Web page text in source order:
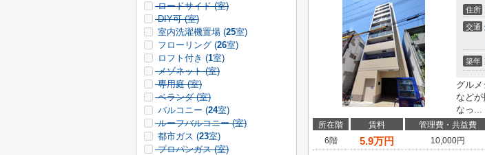
住所
交通
築年
グル
など
なっ...
所在階 賃料 管理費・共益費
6階
5.9万円 10,000円
ロードサイド (室)
DIY可 (室)
室内洗濯機置場 (25室)
フローリング (26室)
ロフト付き (1室)
メゾネット (室)
専用庭 (室)
ベランダ (室)
バルコニー (24室)
ルーフバルコニー (室)
都市ガス (23室)
プロパンガス (室)